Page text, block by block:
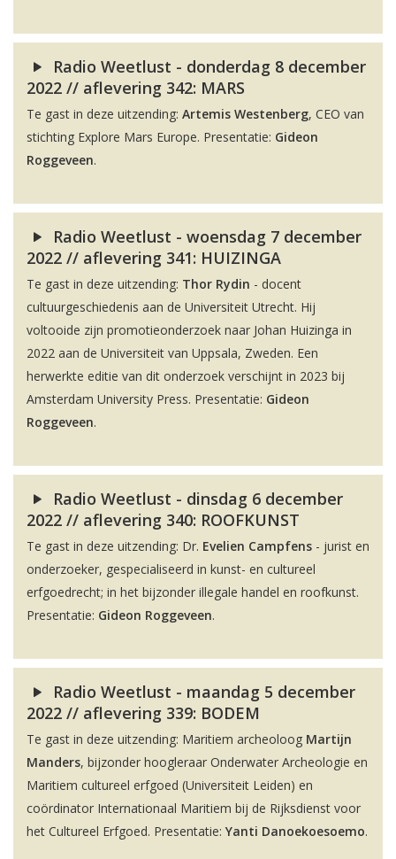
Radio Weetlust - donderdag 8 december
2022 // aflevering 342: MARS
Te gast in deze uitzending: Artemis Westenberg, CEO van
stichting Explore Mars Europe. Presentatie: Gideon
Roggeveen.
Radio Weetlust - woensdag 7 december
2022 // aflevering 341: HUIZINGA
Te gast in deze uitzending: Thor Rydin - docent
cultuurgeschiedenis aan de Universiteit Utrecht. Hij
voltooide zijn promotieonderzoek naar Johan Huizinga in
2022 aan de Universiteit van Uppsala, Zweden. Een
herwerkte editie van dit onderzoek verschijnt in 2023 bij
Amsterdam University Press. Presentatie: Gideon
Roggeveen.
Radio Weetlust - dinsdag 6 december
2022 // aflevering 340: ROOFKUNST
Te gast in deze uitzending: Dr. Evelien Campfens - jurist en
onderzoeker, gespecialiseerd in kunst- en cultureel
erfgoedrecht; in het bijzonder illegale handel en roofkunst.
Presentatie: Gideon Roggeveen.
Radio Weetlust - maandag 5 december
2022 // aflevering 339: BODEM
Te gast in deze uitzending: Maritiem archeoloog Martijn
Manders, bijzonder hoogleraar Onderwater Archeologie en
Maritiem cultureel erfgoed (Universiteit Leiden) en
coördinator Internationaal Maritiem bij de Rijksdienst voor
het Cultureel Erfgoed. Presentatie: Yanti Danoekoesoemo.